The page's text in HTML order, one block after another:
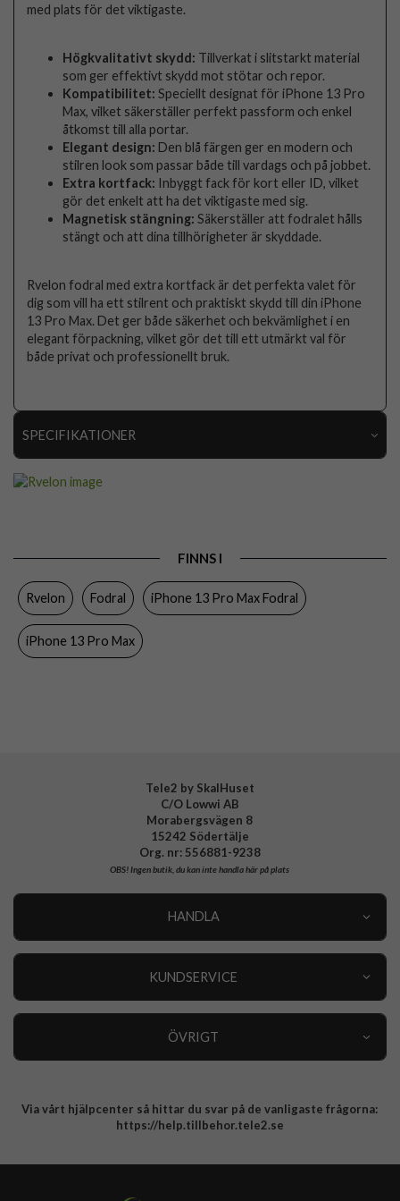
med plats för det viktigaste.
Högkvalitativt skydd: Tillverkat i slitstarkt material
som ger effektivt skydd mot stötar och repor.
Kompatibilitet: Speciellt designat för iPhone 13 Pro
Max, vilket säkerställer perfekt passform och enkel
åtkomst till alla portar.
Elegant design: Den blå färgen ger en modern och
stilren look som passar både till vardags och på jobbet.
Extra kortfack: Inbyggt fack för kort eller ID, vilket
gör det enkelt att ha det viktigaste med sig.
Magnetisk stängning: Säkerställer att fodralet hålls
stängt och att dina tillhörigheter är skyddade.
Rvelon fodral med extra kortfack är det perfekta valet för
dig som vill ha ett stilrent och praktiskt skydd till din iPhone
13 Pro Max. Det ger både säkerhet och bekvämlighet i en
elegant förpackning, vilket gör det till ett utmärkt val för
både privat och professionellt bruk.
SPECIFIKATIONER
Kortfack, Magnetstängning
Färg
Varumärke
FINNS I
Rvelon Fodral iPhone 13 Pro Max Fodral
iPhone 13 Pro Max
Tele2 by SkalHuset
C/O Lowwi AB
Morabergsvägen 8
15242 Södertälje
Org. nr: 556881-9238
OBS!Ingen butik, du kan inte handla här på plats
HANDLA
KUNDSERVICE
ÖVRIGT
Integritetspolicy
Via vårt hjälpcenter så hittar du svar på de vanligaste frågorna:
https://help.tillbehor.tele2.se